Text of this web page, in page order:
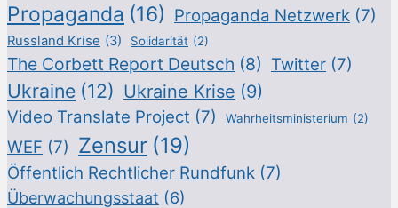
Propaganda (16) Propaganda Netzwerk (7)
Russland Krise (3) Solidarität (2)
The Corbett Report Deutsch (8) Twitter (7)
Ukraine (12) Ukraine Krise (9)
Video Translate Project (7) Wahrheitsministerium (2)
WEF (7) Zensur (19)
Öffentlich Rechtlicher Rundfunk (7)
Überwachungsstaat (6)